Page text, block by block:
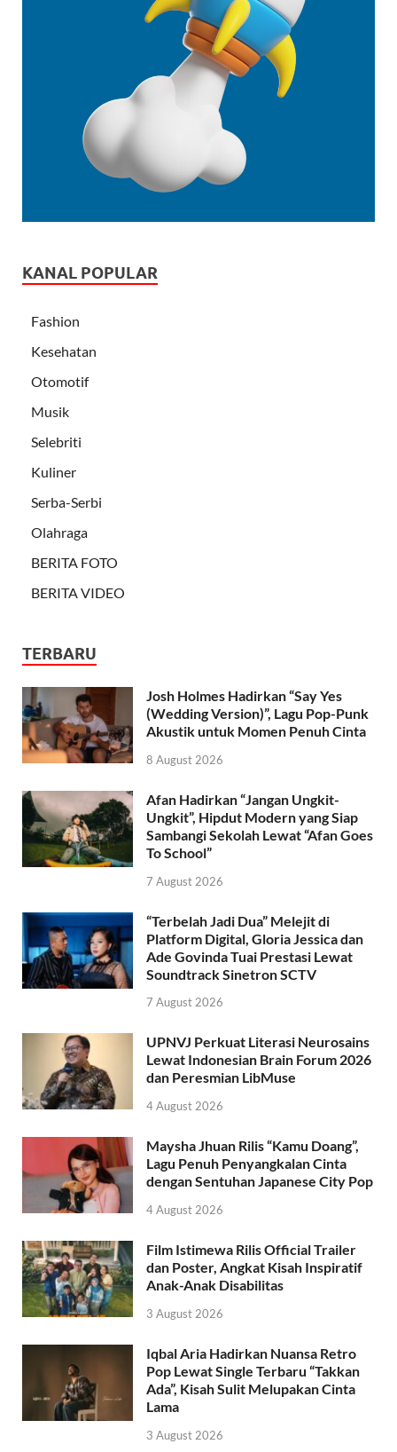
KANAL POPULAR
Fashion
Kesehatan
Otomotif
Musik
Selebriti
Kuliner
Serba-Serbi
Olahraga
BERITA FOTO
BERITA VIDEO
TERBARU
Josh Holmes Hadirkan “Say Yes
(Wedding Version)”, Lagu Pop-Punk
Akustik untuk Momen Penuh Cinta
8 August 2026
Afan Hadirkan “Jangan Ungkit-
Ungkit”, Hipdut Modern yang Siap
Sambangi Sekolah Lewat “Afan Goes
To School”
7 August 2026
“Terbelah Jadi Dua” Melejit di
Platform Digital, Gloria Jessica dan
Ade Govinda Tuai Prestasi Lewat
Soundtrack Sinetron SCTV
7 August 2026
UPNVJ Perkuat Literasi Neurosains
Lewat Indonesian Brain Forum 2026
dan Peresmian LibMuse
4 August 2026
Maysha Jhuan Rilis “Kamu Doang”,
Lagu Penuh Penyangkalan Cinta
dengan Sentuhan Japanese City Pop
4 August 2026
Film Istimewa Rilis Official Trailer
dan Poster, Angkat Kisah Inspiratif
Anak-Anak Disabilitas
3 August 2026
Iqbal Aria Hadirkan Nuansa Retro
Pop Lewat Single Terbaru “Takkan
Ada”, Kisah Sulit Melupakan Cinta
Lama
3 August 2026